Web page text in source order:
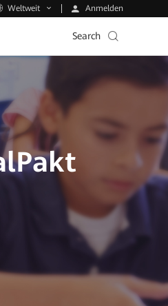
Weltweit Anmelden
Search